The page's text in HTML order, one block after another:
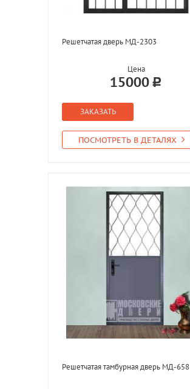
Решетчатая дверь МД-2303
Цена
15000
ЗАКАЗАТЬ
ПОСМОТРЕТЬ В ДЕТАЛЯХ
Решетчатая тамбурная дверь МД-658